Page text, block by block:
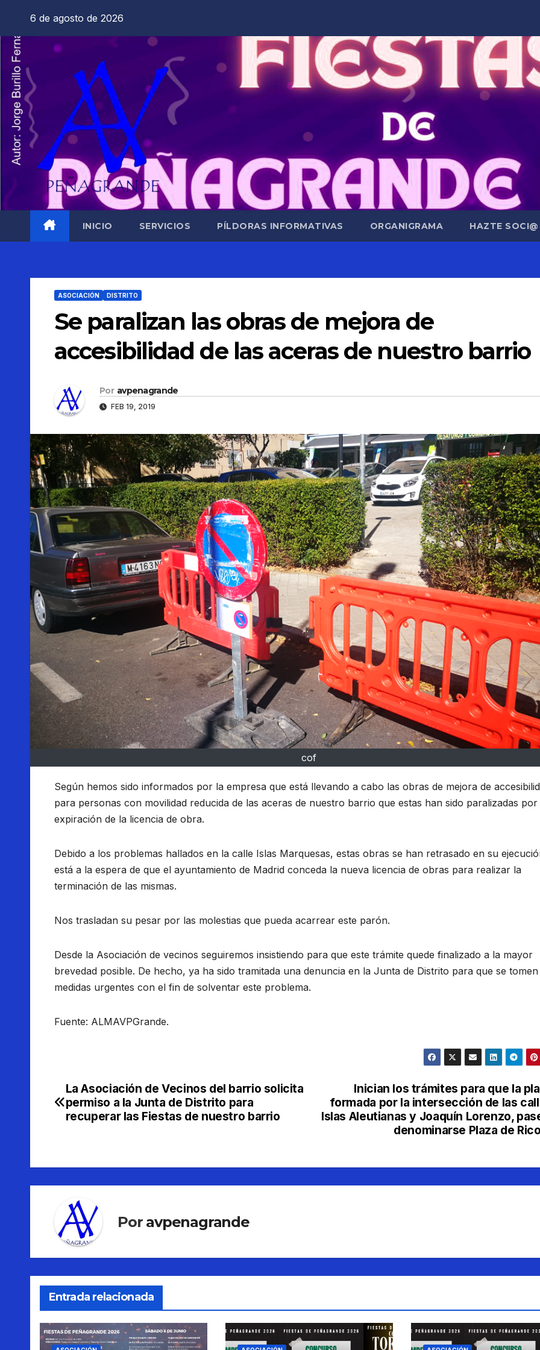
contenido
6 de agosto de 2026
INICIO SERVICIOS PÍLDORAS INFORMATIVAS ORGANIGRAMA HAZTE SOCI@
ASOCIACIÓN DISTRITO
Se paralizan las obras de mejora de
accesibilidad de las aceras de nuestro barrio
Por avpenagrande
FEB 19, 2019
cof
Según hemos sido informados por la empresa que está llevando a cabo las obras de mejora de
para personas con movilidad reducida de las aceras de nuestro barrio que estas han sido paralizadas por
expiración de la licencia de obra.
Debido a los problemas hallados en la calle Islas Marquesas, estas obras se han retrasado en su
está a la espera de que el ayuntamiento de Madrid conceda la nueva licencia de obras para realizar la
terminación de las mismas.
Nos trasladan su pesar por las molestias que pueda acarrear este parón.
Desde la Asociación de vecinos seguiremos insistiendo para que este trámite quede finalizado a la mayor
brevedad posible. De hecho, ya ha sido tramitada una denuncia en la Junta de Distrito para que se tomen
medidas urgentes con el fin de solventar este problema.
Fuente: ALMAVPGrande.
Navegación
de
Inician los trámites para que la
formada por la intersección de las
Islas Aleutianas y Joaquín Lorenzo,
denominarse Plaza de
La Asociación de Vecinos del barrio solicita
permiso a la Junta de Distrito para
recuperar las Fiestas de nuestro barrio
Por avpenagrande
Entrada relacionada